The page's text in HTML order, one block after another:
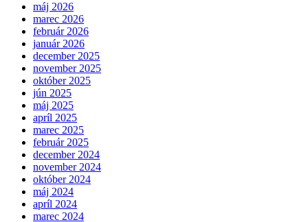
máj 2026
marec 2026
február 2026
január 2026
december 2025
november 2025
október 2025
jún 2025
máj 2025
apríl 2025
marec 2025
február 2025
december 2024
november 2024
október 2024
máj 2024
apríl 2024
marec 2024